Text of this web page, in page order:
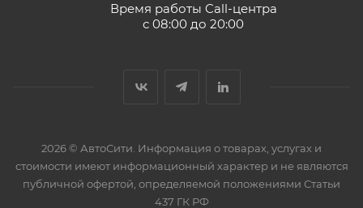
Время работы Call-центра
с 08:00 до 20:00
2026 © АвтоСити. Информация о товарах, услугах и
стоимости имеют информационный характер и не являются
публичной офертой, определяемой положениями Статьи
437 ГК РФ